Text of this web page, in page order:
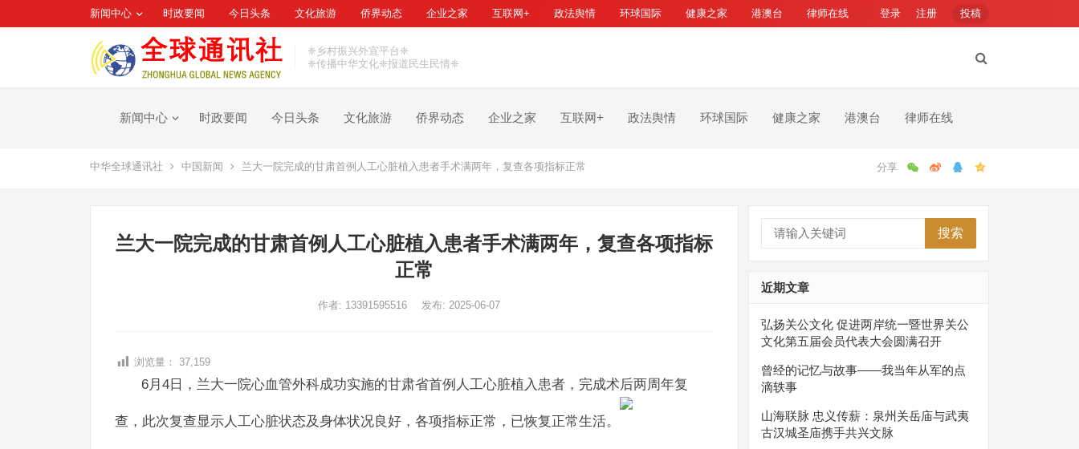
新闻中心 时政要闻 今日头条 文化旅游 侨界动态 企业之家 互联网+ 政法舆情 环球国际 健康之家 港澳台 律师在线 登录 注册 投稿
❈乡村振兴外宣平台❈
❈传播中华文化❈报道民生民情❈
新闻中心 时政要闻 今日头条 文化旅游 侨界动态 企业之家 互联网+ 政法舆情 环球国际 健康之家 港澳台 律师在线
中华全球通讯社 中国新闻 兰大一院完成的甘肃首例人工心脏植入患者手术满两年，复查各项指标正常
兰大一院完成的甘肃首例人工心脏植入患者手术满两年，复查各项指标
正常
作者: 13391595516 发布: 2025-06-07
浏览量： 37,159
6月4日，兰大一院心血管外科成功实施的甘肃省首例人工心脏植入患者，完成术后两周年复
查，此次复查显示人工心脏状态及身体状况良好，各项指标正常，已恢复正常生活。
搜索
近期文章
弘扬关公文化 促进两岸统一暨世界关公
文化第五届会员代表大会圆满召开
曾经的记忆与故事——我当年从军的点
滴轶事
山海联脉 忠义传薪：泉州关岳庙与武夷
古汉城圣庙携手共兴文脉